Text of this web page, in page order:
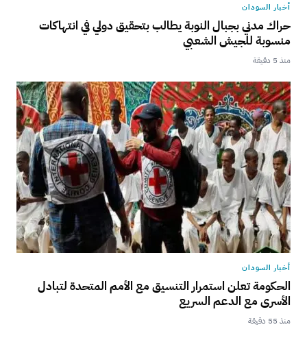
أخبار السودان
حراك مدني بجبال النوبة يطالب بتحقيق دولي في انتهاكات
منسوبة للجيش الشعبي
منذ 5 دقيقة
أخبار السودان
الحكومة تعلن استمرار التنسيق مع الأمم المتحدة لتبادل
الأسرى مع الدعم السريع
منذ 55 دقيقة